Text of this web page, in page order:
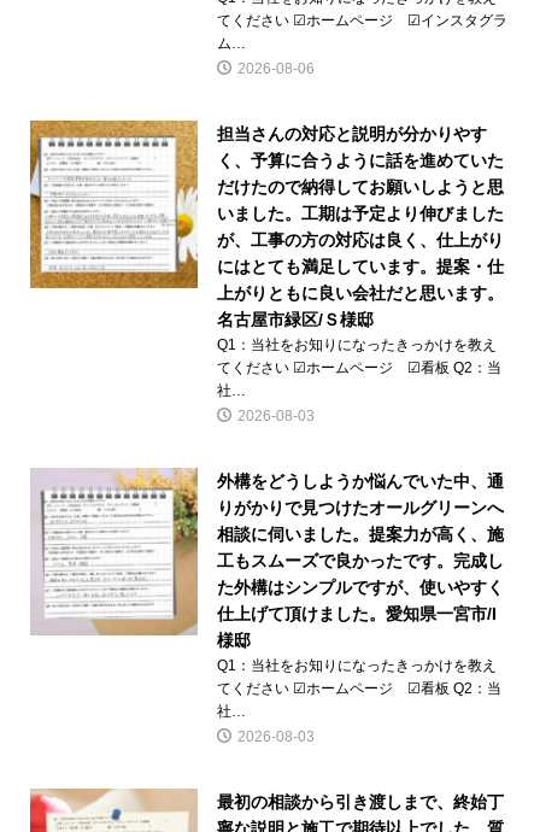
てください ☑ホームページ ☑インスタグラ
ム…
2026-08-06
担当さんの対応と説明が分かりやす
く、予算に合うように話を進めていた
だけたので納得してお願いしようと思
いました。工期は予定より伸びました
が、工事の方の対応は良く、仕上がり
にはとても満足しています。提案・仕
上がりともに良い会社だと思います。
名古屋市緑区/Ｓ様邸
Q1：当社をお知りになったきっかけを教え
てください ☑ホームページ ☑看板 Q2：当
社…
2026-08-03
外構をどうしようか悩んでいた中、通
りがかりで見つけたオールグリーンへ
相談に伺いました。提案力が高く、施
工もスムーズで良かったです。完成し
た外構はシンプルですが、使いやすく
仕上げて頂けました。愛知県一宮市/I
様邸
Q1：当社をお知りになったきっかけを教え
てください ☑ホームページ ☑看板 Q2：当
社…
2026-08-03
最初の相談から引き渡しまで、終始丁
寧な説明と施工で期待以上でした。質